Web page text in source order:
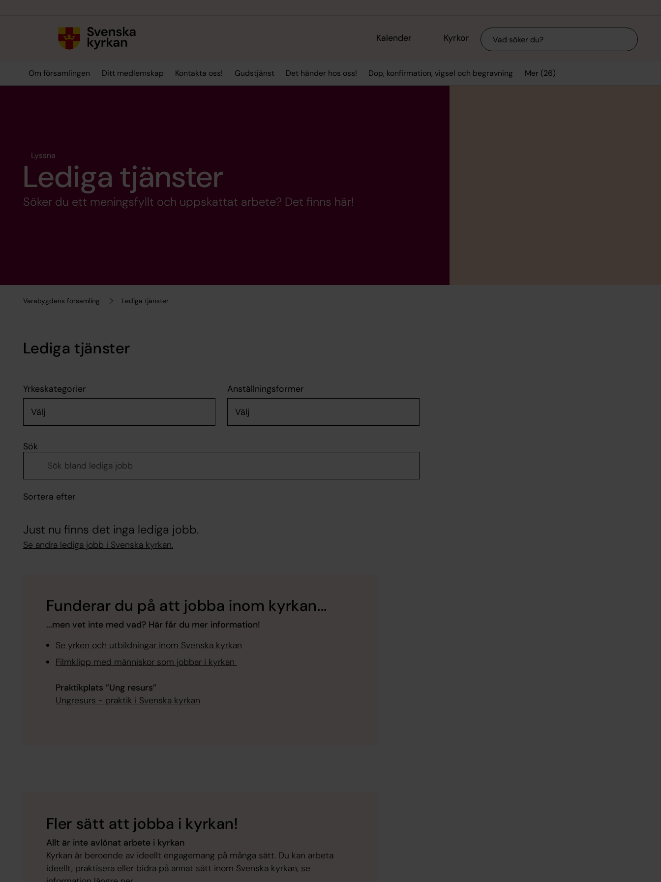
Kalender Kyrkor Sök
Om församlingen Ditt medlemskap Kontakta oss! Gudstjänst Det händer hos oss! Dop, konfirmation, vigsel och begravning Mer (26)
Varabygdens församling Lediga tjänster
Lyssna
Lediga tjänster
Söker du ett meningsfyllt och uppskattat arbete? Det finns här!
Lediga tjänster
Yrkeskategorier
Välj
Anställningsformer
Välj
Sök
Sortera efter
Just nu finns det inga lediga jobb.
Se andra lediga jobb i Svenska kyrkan.
Funderar du på att jobba inom kyrkan...
...men vet inte med vad? Här får du mer information!
Se yrken och utbildningar inom Svenska kyrkan
Filmklipp med människor som jobbar i kyrkan
Praktikplats ”Ung resurs”
Ungresurs - praktik i Svenska kyrkan
Fler sätt att jobba i kyrkan!
Allt är inte avlönat arbete i kyrkan
Kyrkan är beroende av ideellt engagemang på många sätt. Du kan arbeta
ideellt, praktisera eller bidra på annat sätt inom Svenska kyrkan, se